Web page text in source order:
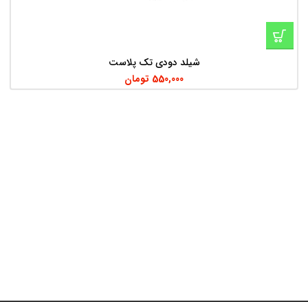
شیلد دودی تک پلاست
550,000 تومان